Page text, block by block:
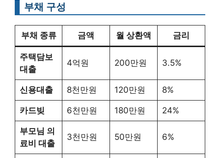
부채 구성
부채 종류 금액 월 상환액 금리
주택담보
대출
4억원 200만원 3.5%
신용대출 8천만원 120만원 8%
카드빚 6천만원 180만원 24%
부모님 의
료비 대출
3천만원 50만원 6%